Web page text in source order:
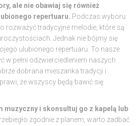
ale nie obawiaj się również
repertuaru. Podczas wyboru
rozważyć tradycyjne melodie, które są
Jednak nie bójmy się
ulubionego repertuaru. To nasze
w pełni odzwierciedleniem naszych
dobrana mieszanka tradycji i
że wszyscy będą bawić się
muzyczny i skonsultuj go z kapelą lub
zgodnie z planem, warto zadbać